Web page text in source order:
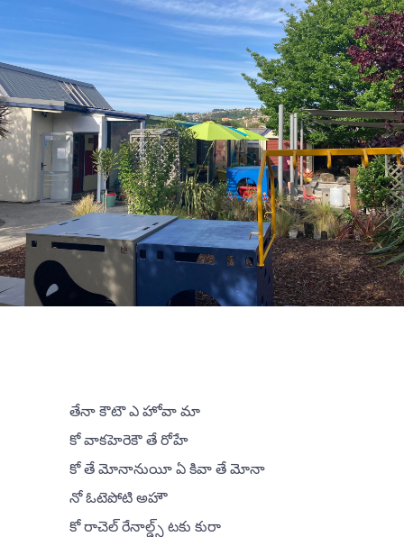
తేనా కౌటౌ ఎ హోవా మా
కో వాకహెరెకౌ తే రోహే
కో తే మోనానుయీ ఏ కివా తే మోనా
నో ఓటెపోటి అహౌ
కో రాచెల్ రేనాల్డ్స్ టకు కురా